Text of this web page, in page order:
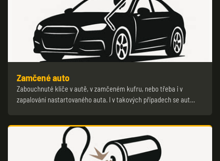
Zamčené auto
Zabouchnuté klíče v autě, v zamčeném kufru, nebo třeba i v
zapalování nastartovaného auta. I v takových případech se aut…